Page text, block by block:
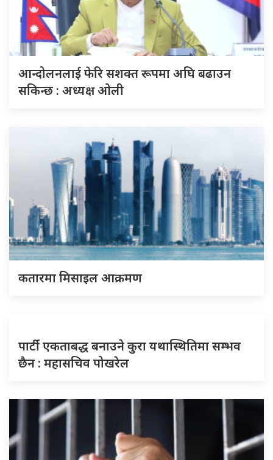
आन्दोलनलाई फेरि सशक्त रूपमा अघि बढाउन
सकिन्छ : अध्यक्ष ओली
कतारमा मिसाइल आक्रमण
पार्टी एकताबद्ध बनाउने कुरा यथास्थितिमा सम्भव
छैन : महासचिव पोखरेल